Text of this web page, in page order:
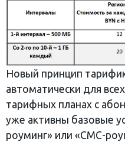
Новый принцип
автоматически для
тарифных планах с
уже активны базовые
роуминг» или «СМС-